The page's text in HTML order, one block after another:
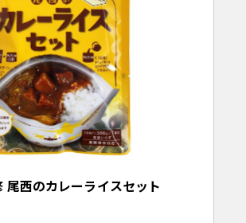
尾西のカレーライスセット